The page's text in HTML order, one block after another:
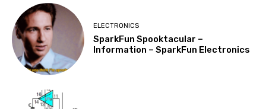
ELECTRONICS
SparkFun Spooktacular –
Information – SparkFun Electronics